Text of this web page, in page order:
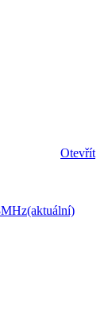
Otevřít
(aktuální)